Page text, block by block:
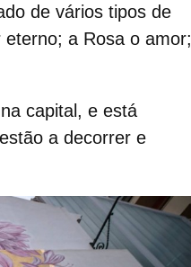
de vários tipos de
a Rosa o amor;
capital, e está
a decorrer e